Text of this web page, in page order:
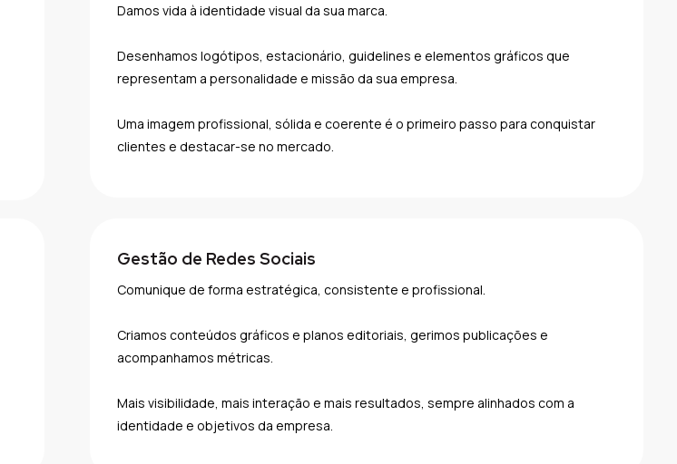
Damos vida à identidade visual da sua marca.
Desenhamos logótipos, estacionário, guidelines e elementos gráficos que
representam a personalidade e missão da sua empresa.
Uma imagem profissional, sólida e coerente é o primeiro passo para conquistar
clientes e destacar-se no mercado.
Gestão de Redes Sociais
Comunique de forma estratégica, consistente e profissional.
Criamos conteúdos gráficos e planos editoriais, gerimos publicações e
acompanhamos métricas.
Mais visibilidade, mais interação e mais resultados, sempre alinhados com a
identidade e objetivos da empresa.